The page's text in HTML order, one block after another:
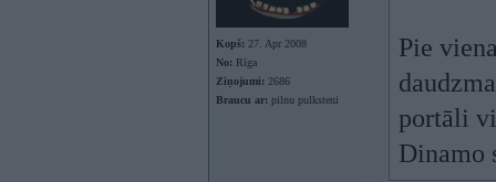
Kopš: 27. Apr 2008
No: Rīga
Ziņojumi: 2686
Braucu ar: pilnu pulksteni
Pie
portāli
Dinamo